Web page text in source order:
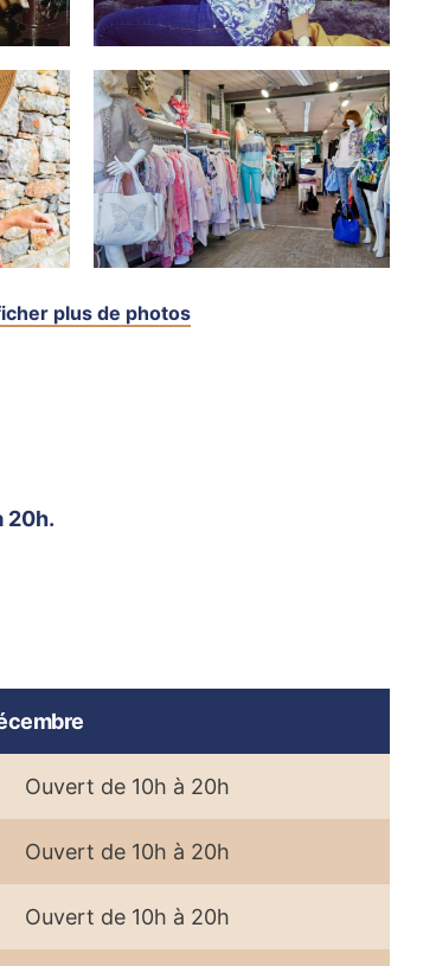
plus de photos
20h.
Ouvert de 10h à 20h
Ouvert de 10h à 20h
Ouvert de 10h à 20h